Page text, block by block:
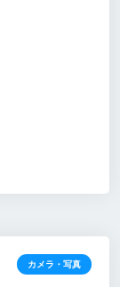
カメラ・写真